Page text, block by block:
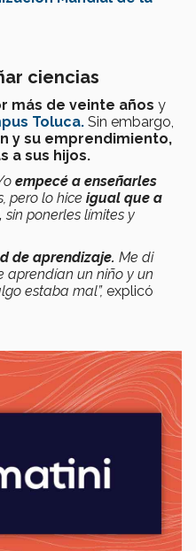
ciencias
más de veinte años y
Toluca. Sin embargo,
y su emprendimiento,
a sus hijos.
empecé a enseñarles
pero lo hice igual que a
sin ponerles límites y
de aprendizaje. Me di
aprendían un niño y un
estaba mal”, explicó